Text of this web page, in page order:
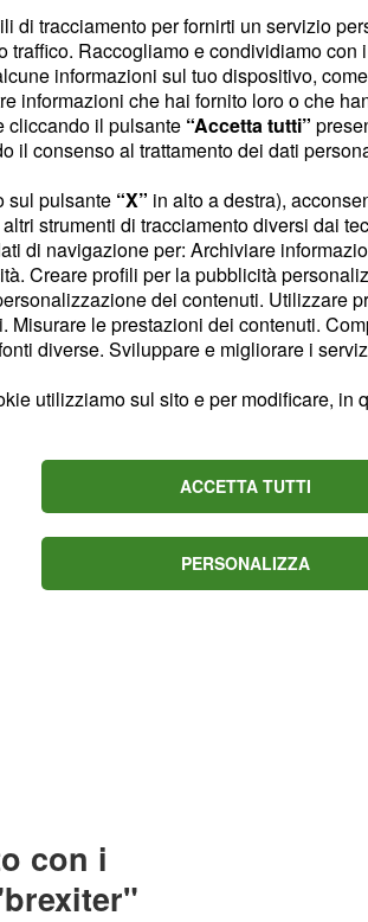
all’UE,
per molti Stati
mercato unico a
degli obblighi: il
fondamentali
prevede che la
l’accesso al
scandinavo è
i regolamenti del
agricola, pesca e
con i
di tracciamento per fornirti un servizio
traffico. Raccogliamo e condividiamo con
informazioni sul tuo dispositivo,
informazioni che hai fornito loro o che
cliccando il pulsante “Accetta tutti”
il consenso al trattamento dei dati
sul pulsante “X” in alto a destra),
strumenti di tracciamento diversi dai
di navigazione per: Archiviare
Creare profili per la pubblicità
dei contenuti. Utilizzare
Misurare le prestazioni dei contenuti.
diverse. Sviluppare e migliorare i
utilizziamo sul sito e per modificare, in
ACCETTA TUTTI
PERSONALIZZA